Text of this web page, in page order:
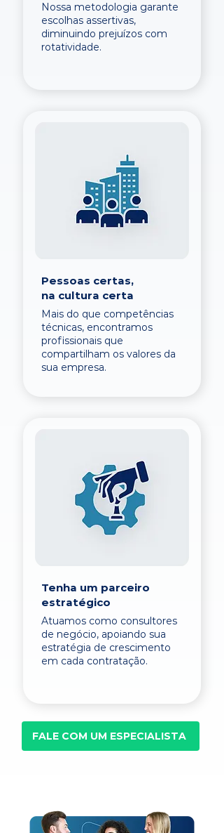
Nossa metodologia garante
escolhas assertivas,
diminuindo prejuízos com
rotatividade.
Pessoas certas,
na cultura certa
Mais do que competências
técnicas, encontramos
profissionais que
compartilham os valores da
sua empresa.
Tenha um parceiro
estratégico
Atuamos como consultores
de negócio, apoiando sua
estratégia de crescimento
em cada contratação.
FALE COM UM ESPECIALISTA